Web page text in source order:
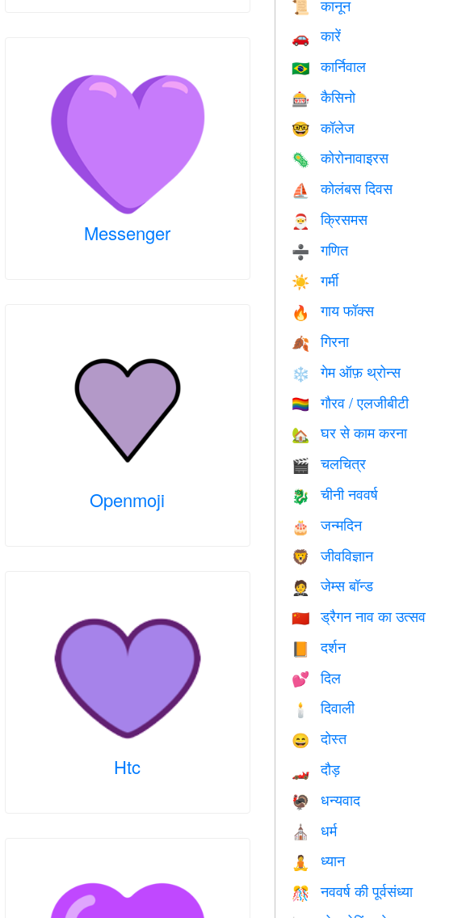
Messenger
Openmoji
Htc
📜 कानून
🚗 कारें
🇧🇷 कार्निवाल
🎰 कैसिनो
🤓 कॉलेज
🦠 कोरोनावाइरस
⛵️ कोलंबस दिवस
🎅 क्रिसमस
➗ गणित
☀️ गर्मी
🔥 गाय फॉक्स
🍂 गिरना
❄️ गेम ऑफ़ थ्रोन्स
🏳️‍🌈 गौरव / एलजीबीटी
🏡 घर से काम करना
🎬 चलचित्र
🐉 चीनी नववर्ष
🎂 जन्मदिन
🦁 जीवविज्ञान
🤵 जेम्स बॉन्ड
🇨🇳 ड्रैगन नाव का उत्सव
📙 दर्शन
💕 दिल
🕯 दिवाली
😄 दोस्त
🏎 दौड़
🦃 धन्यवाद
⛪️ धर्म
🧘 ध्यान
🎊 नववर्ष की पूर्वसंध्या